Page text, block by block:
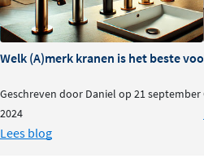
Welk (A)merk kranen is het beste
Geschreven door Daniel op 21 september
2024
Lees blog